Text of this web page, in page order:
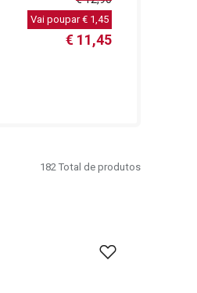
Vai poupar€ 1,45
€ 11,45
182Total de produtos